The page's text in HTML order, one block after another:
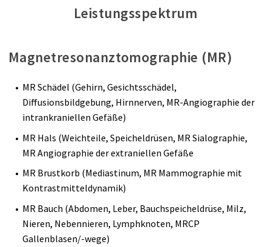
Leistungsspektrum
Magnetresonanztomographie (MR)
MR Schädel (Gehirn, Gesichtsschädel,
Diffusionsbildgebung, Hirnnerven, MR-Angiographie der
intrankraniellen Gefäße)
MR Hals (Weichteile, Speicheldrüsen, MR Sialographie,
MR Angiographie der extraniellen Gefäße
MR Brustkorb (Mediastinum, MR Mammographie mit
Kontrastmitteldynamik)
MR Bauch (Abdomen, Leber, Bauchspeicheldrüse, Milz,
Nieren, Nebennieren, Lymphknoten, MRCP
Gallenblasen/-wege)